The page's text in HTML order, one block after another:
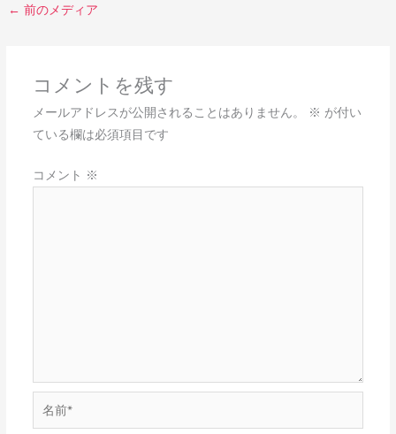
← 前のメディア
コメントを残す
メールアドレスが公開されることはありません。 ※ が付い
ている欄は必須項目です
コメント ※
前